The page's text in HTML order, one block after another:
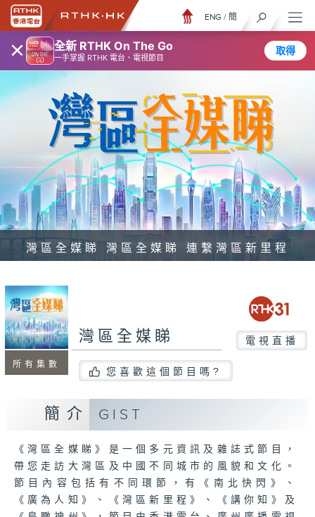
× 全新 RTHK On The Go
一手掌握 RTHK 電台、電視節目
取得
ENG / 簡
灣區全媒睇 灣區全媒睇 連繫灣區新里程
所有集數
灣區全媒睇 電視直播
您喜歡這個節目嗎?
簡介 GIST
《灣區全媒睇》是一個多元資訊及雜誌式節目，
帶您走訪大灣區及中國不同城市的風貌和文化。
節目內容包括有不同環節，有《南北快閃》、
《廣為人知》、《灣區新里程》、《講你知》及